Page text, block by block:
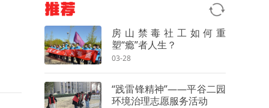
推荐
房山禁毒社工如何重
塑“瘾”者人生？
03-28
“践雷锋精神”——平谷二园
环境治理志愿服务活动